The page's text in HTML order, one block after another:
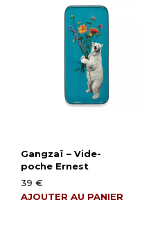
Gangzaï – Vide-
poche Ernest
39 €
AJOUTER AU PANIER